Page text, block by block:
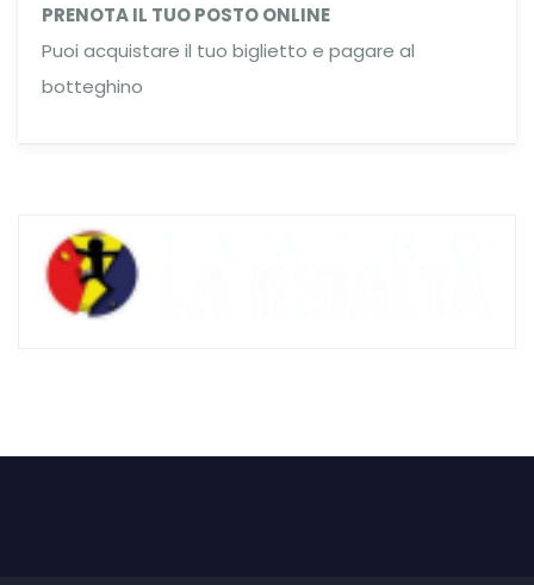
PRENOTA IL TUO POSTO ONLINE
Puoi acquistare il tuo biglietto e pagare al
botteghino